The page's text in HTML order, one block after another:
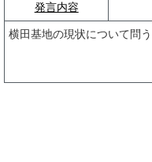
発言内容
横田基地の現状について問う